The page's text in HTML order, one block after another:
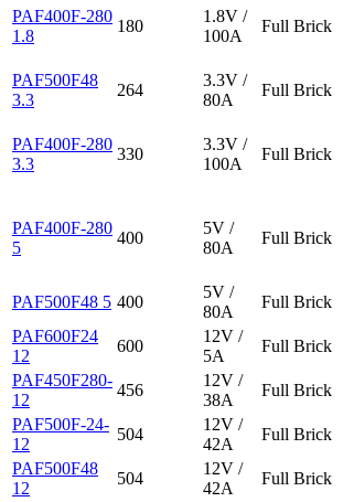
PAF400F-280
1.8
180
1.8V /
100A
Full Brick
PAF500F48
3.3
264
3.3V /
80A
Full Brick
PAF400F-280
3.3
330
3.3V /
100A
Full Brick
PAF400F-280
5
400
5V /
80A
Full Brick
PAF500F48 5 400
5V /
80A
Full Brick
PAF600F24
12
600
12V /
5A
Full Brick
PAF450F280-
12
456
12V /
38A
Full Brick
PAF500F-24-
12
504
12V /
42A
Full Brick
PAF500F48
12
504
12V /
42A
Full Brick